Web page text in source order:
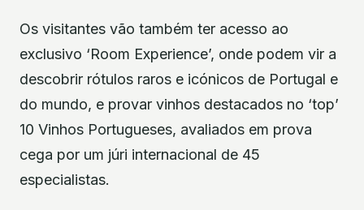
Os visitantes vão também ter acesso ao
exclusivo ‘Room Experience’, onde podem vir a
descobrir rótulos raros e icónicos de Portugal e
do mundo, e provar vinhos destacados no ‘top’
10 Vinhos Portugueses, avaliados em prova
cega por um júri internacional de 45
especialistas.